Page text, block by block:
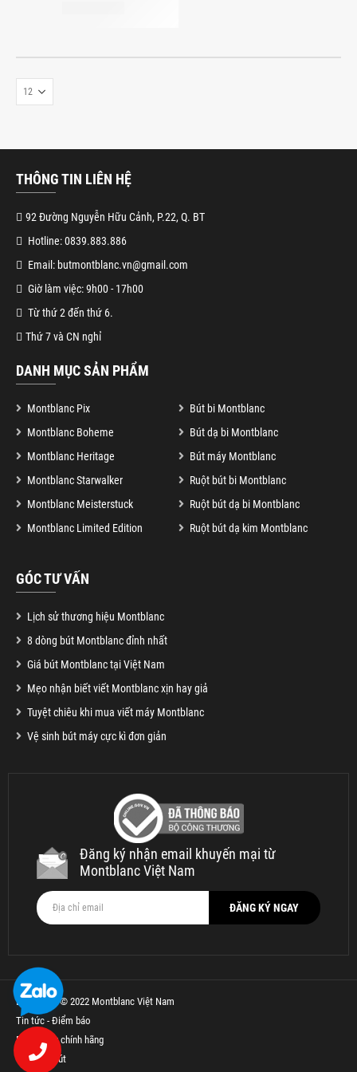
THÔNG TIN LIÊN HỆ
92 Đường Nguyễn Hữu Cảnh, P.22, Q. BT
Hotline: 0839.883.886
Email: butmontblanc.vn@gmail.com
Giờ làm việc: 9h00 - 17h00
Từ thứ 2 đến thứ 6.
Thứ 7 và CN nghỉ
DANH MỤC SẢN PHẨM
Montblanc Pix
Bút bi Montblanc
Montblanc Boheme
Bút dạ bi Montblanc
Montblanc Heritage
Bút máy Montblanc
Montblanc Starwalker
Ruột bút bi Montblanc
Montblanc Meisterstuck
Ruột bút dạ bi Montblanc
Montblanc Limited Edition
Ruột bút dạ kim Montblanc
GÓC TƯ VẤN
Lịch sử thương hiệu Montblanc
8 dòng bút Montblanc đỉnh nhất
Giá bút Montblanc tại Việt Nam
Mẹo nhận biết viết Montblanc xịn hay giả
Tuyệt chiêu khi mua viết máy Montblanc
Vệ sinh bút máy cực kì đơn giản
Đăng ký nhận email khuyến mại từ
Montblanc Việt Nam
Bản quyền © 2022 Montblanc Việt Nam
Tin tức - Điểm báo
Bút Parker chính hãng
Thế Giới Bút